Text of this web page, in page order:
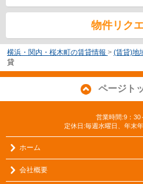
物件リク
横浜・関内・桜木町の賃貸情報 > (賃貸)地
貸
ページト
営業時間:9：30
定休日:毎週水曜日、年末
ホーム
会社概要